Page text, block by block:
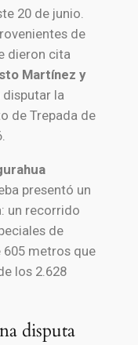
20 de junio.
de
dieron cita
Martínez y
disputar la
de Trepada de
presentó un
un recorrido
de
605 metros que
los 2.628
disputa